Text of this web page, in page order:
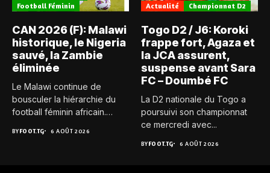
Football Féminin
CAN 2026 (F): Malawi
historique, le Nigeria
sauvé, la Zambie
éliminée
Le Malawi continue de
bousculer la hiérarchie du
football féminin africain.
BYFOOT.TG 6 AOÛT 2026
Actualité Championnat D2
Togo D2 / J6: Koroki
frappe fort, Agaza et
la JCA assurent,
suspense avant Sara
FC – Doumbé FC
La D2 nationale du Togo a
poursuivi son championnat
ce mercredi avec...
BYFOOT.TG 6 AOÛT 2026